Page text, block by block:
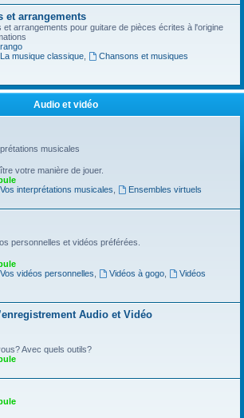
et arrangements
et arrangements pour guitare de pièces écrites à l'origine
La musique classique,
Chansons et musiques
Audio et vidéo
musicales
votre manière de jouer.
Vos interprétations musicales
Ensembles virtuels
personnelles et vidéos préférées.
Vos vidéos personnelles Vidéos à gogo,
Vidéos
Audio et Vidéo
Avec quels outils?